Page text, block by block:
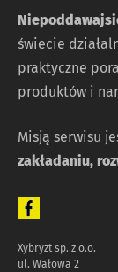
świecie
praktyczne
produktów i
Misją serwisu
zakładaniu,
Xybryzt sp. z o.o.
ul. Wałowa 2